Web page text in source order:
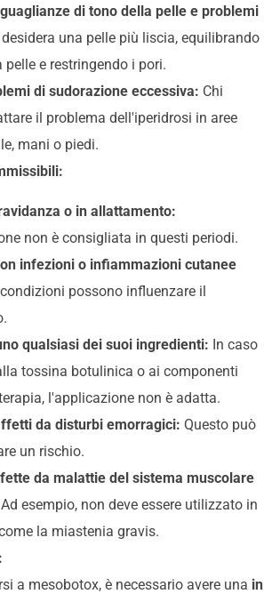
di tono della pelle e problemi
desidera una pelle più liscia, equilibrando
pelle e restringendo i pori.
di sudorazione eccessiva: Chi
il problema dell'iperidrosi in aree
mani o piedi.
o in allattamento:
non è consigliata in questi periodi.
infezioni o infiammazioni cutanee
possono influenzare il
qualsiasi dei suoi ingredienti: In caso
tossina botulinica o ai componenti
l'applicazione non è adatta.
da disturbi emorragici: Questo può
un rischio.
da malattie del sistema muscolare
Ad esempio, non deve essere utilizzato in
la miastenia gravis.
a mesobotox, è necessario avere una in